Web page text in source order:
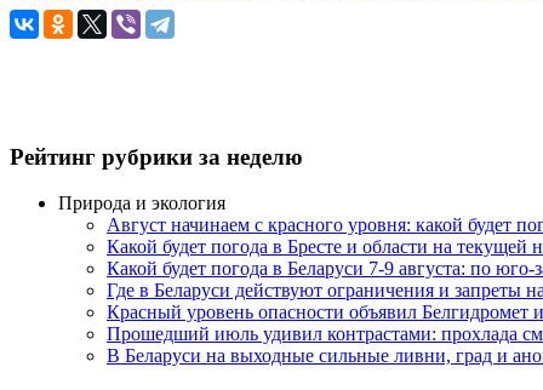
Рейтинг рубрики за неделю
Природа и экология
Август начинаем с красного уровня: какой будет
Какой будет погода в Бресте и области на текущей
Какой будет погода в Беларуси 7-9 августа: по юго-
Где в Беларуси действуют ограничения и запреты
Красный уровень опасности объявил Белгидромет
Прошедший июль удивил контрастами: прохлада
В Беларуси на выходные сильные ливни, град и